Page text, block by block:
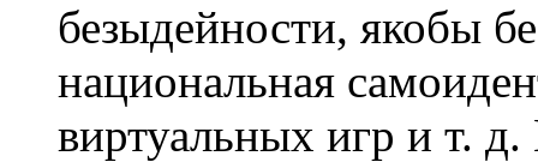
безыдейности, якобы
национальная
виртуальных игр и т.